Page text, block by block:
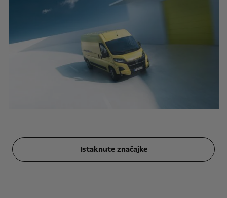
Istaknute značajke